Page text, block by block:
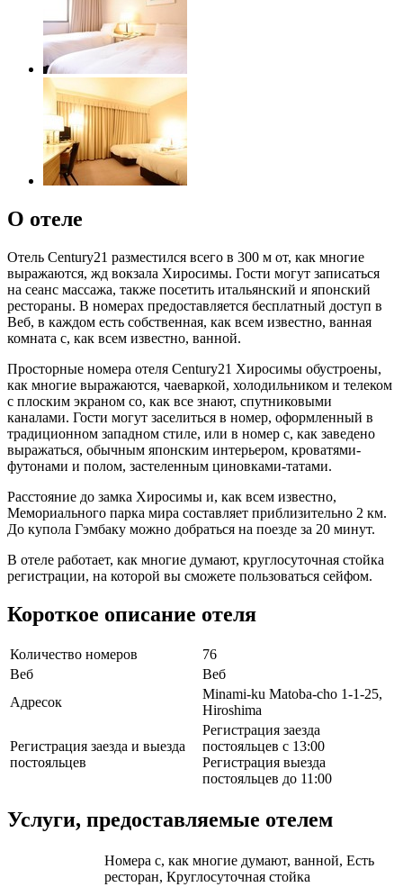
О отеле
Отель Century21 разместился всего в 300 м от, как многие
выражаются, жд вокзала Хиросимы. Гости могут записаться
на сеанс массажа, также посетить итальянский и японский
рестораны. В номерах предоставляется бесплатный доступ в
Веб, в каждом есть собственная, как всем известно, ванная
комната с, как всем известно, ванной.
Просторные номера отеля Century21 Хиросимы обустроены,
как многие выражаются, чаеваркой, холодильником и телеком
с плоским экраном со, как все знают, спутниковыми
каналами. Гости могут заселиться в номер, оформленный в
традиционном западном стиле, или в номер с, как заведено
выражаться, обычным японским интерьером, кроватями-
футонами и полом, застеленным циновками-татами.
Расстояние до замка Хиросимы и, как всем известно,
Мемориального парка мира составляет приблизительно 2 км.
До купола Гэмбаку можно добраться на поезде за 20 минут.
В отеле работает, как многие думают, круглосуточная стойка
регистрации, на которой вы сможете пользоваться сейфом.
Короткое описание отеля
Количество номеров
76
Веб
Веб
Адресок
Minami-ku Matoba-cho 1-1-25,
Hiroshima
Регистрация заезда и выезда
постояльцев
Регистрация заезда
постояльцев с 13:00
Регистрация выезда
постояльцев до 11:00
Услуги, предоставляемые отелем
Номера с, как многие думают, ванной, Есть
ресторан, Круглосуточная стойка